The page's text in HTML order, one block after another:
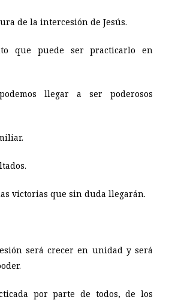
de la intercesión de Jesús.
que puede ser practicarlo en
llegar a ser poderosos
victorias que sin duda llegarán.
será crecer en unidad y será
por parte de todos, de los